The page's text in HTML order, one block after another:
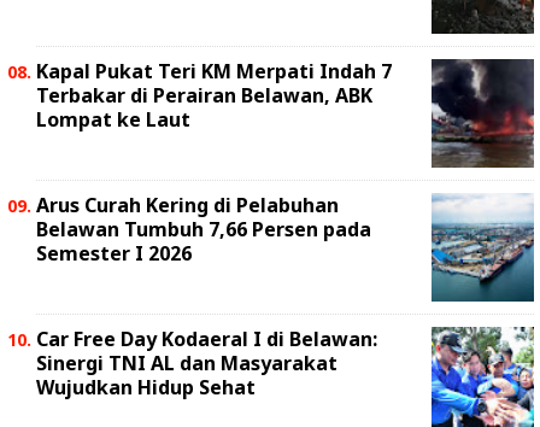
Kapal Pukat Teri KM Merpati Indah 7
Terbakar di Perairan Belawan, ABK
Lompat ke Laut
Arus Curah Kering di Pelabuhan
Belawan Tumbuh 7,66 Persen pada
Semester I 2026
Car Free Day Kodaeral I di Belawan:
Sinergi TNI AL dan Masyarakat
Wujudkan Hidup Sehat